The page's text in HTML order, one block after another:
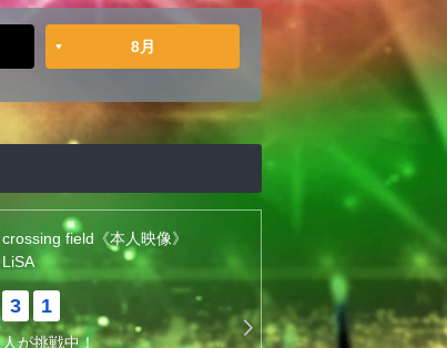
8月
crossing field《本人映像》
LiSA
3 1
人が挑戦中！